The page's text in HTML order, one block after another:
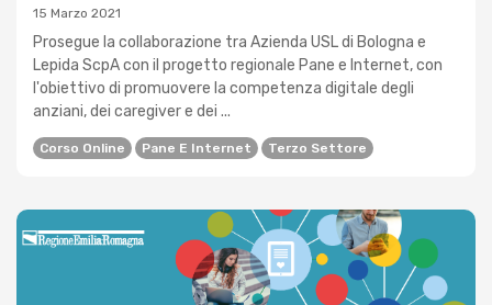
15 Marzo 2021
Prosegue la collaborazione tra Azienda USL di Bologna e
Lepida ScpA con il progetto regionale Pane e Internet, con
l'obiettivo di promuovere la competenza digitale degli
anziani, dei caregiver e dei ...
Corso Online Pane E Internet Terzo Settore